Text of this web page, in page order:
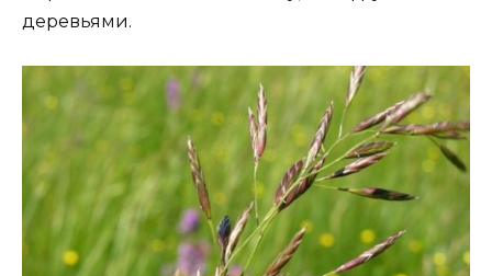
деревьями.